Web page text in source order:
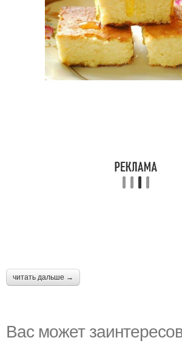
читать дальше →
Вас может